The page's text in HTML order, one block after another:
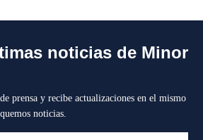
noticias de Minor
prensa y recibe actualizaciones en el mismo
noticias.